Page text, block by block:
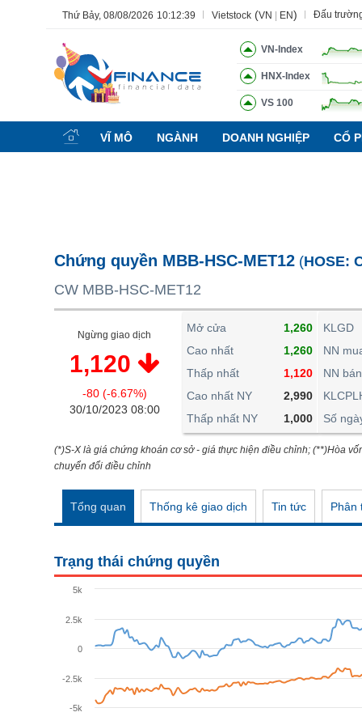
Thứ Bảy, 08/08/2026 10:12:40 Vietstock (VN EN) Đấu
VN-Index
HNX-Index
VS 100
VĨ MÔ NGÀNH DOANH NGHIỆP CỔ
Chứng quyền MBB-HSC-MET12 (HOSE:
CW MBB-HSC-MET12
Ngừng giao dịch
1,120
-80 (-6.67%)
30/10/2023 08:00
Mở cửa
1,260
Cao nhất
1,260
Thấp nhất
1,120
Cao nhất NY
2,990
Thấp nhất NY
1,000
KLGD
NN
NN bán
Số
(*)S-X là giá chứng khoán cơ sở - giá thực hiện điều chỉnh; (**)Hòa
chuyển đổi điều chỉnh
Tổng quan Thống kê giao dịch Tin tức Phân
Trạng thái chứng quyền
-5k
-2.5k
0
2.5k
5k
Tính năng Ngành Mã chứng khoán Lãnh
BẤT ĐỘNG SẢN
TÀI CHÍNH
KINH TẾ
THẾ GIỚI
ĐÔNG DƯƠNG
PHÂN TÍCH
VS-SECTOR
NGUYÊN VẬT LIỆU
TIÊU DÙNG KHÔNG THIẾT YẾU
CHĂM SÓC SỨC KHỎE